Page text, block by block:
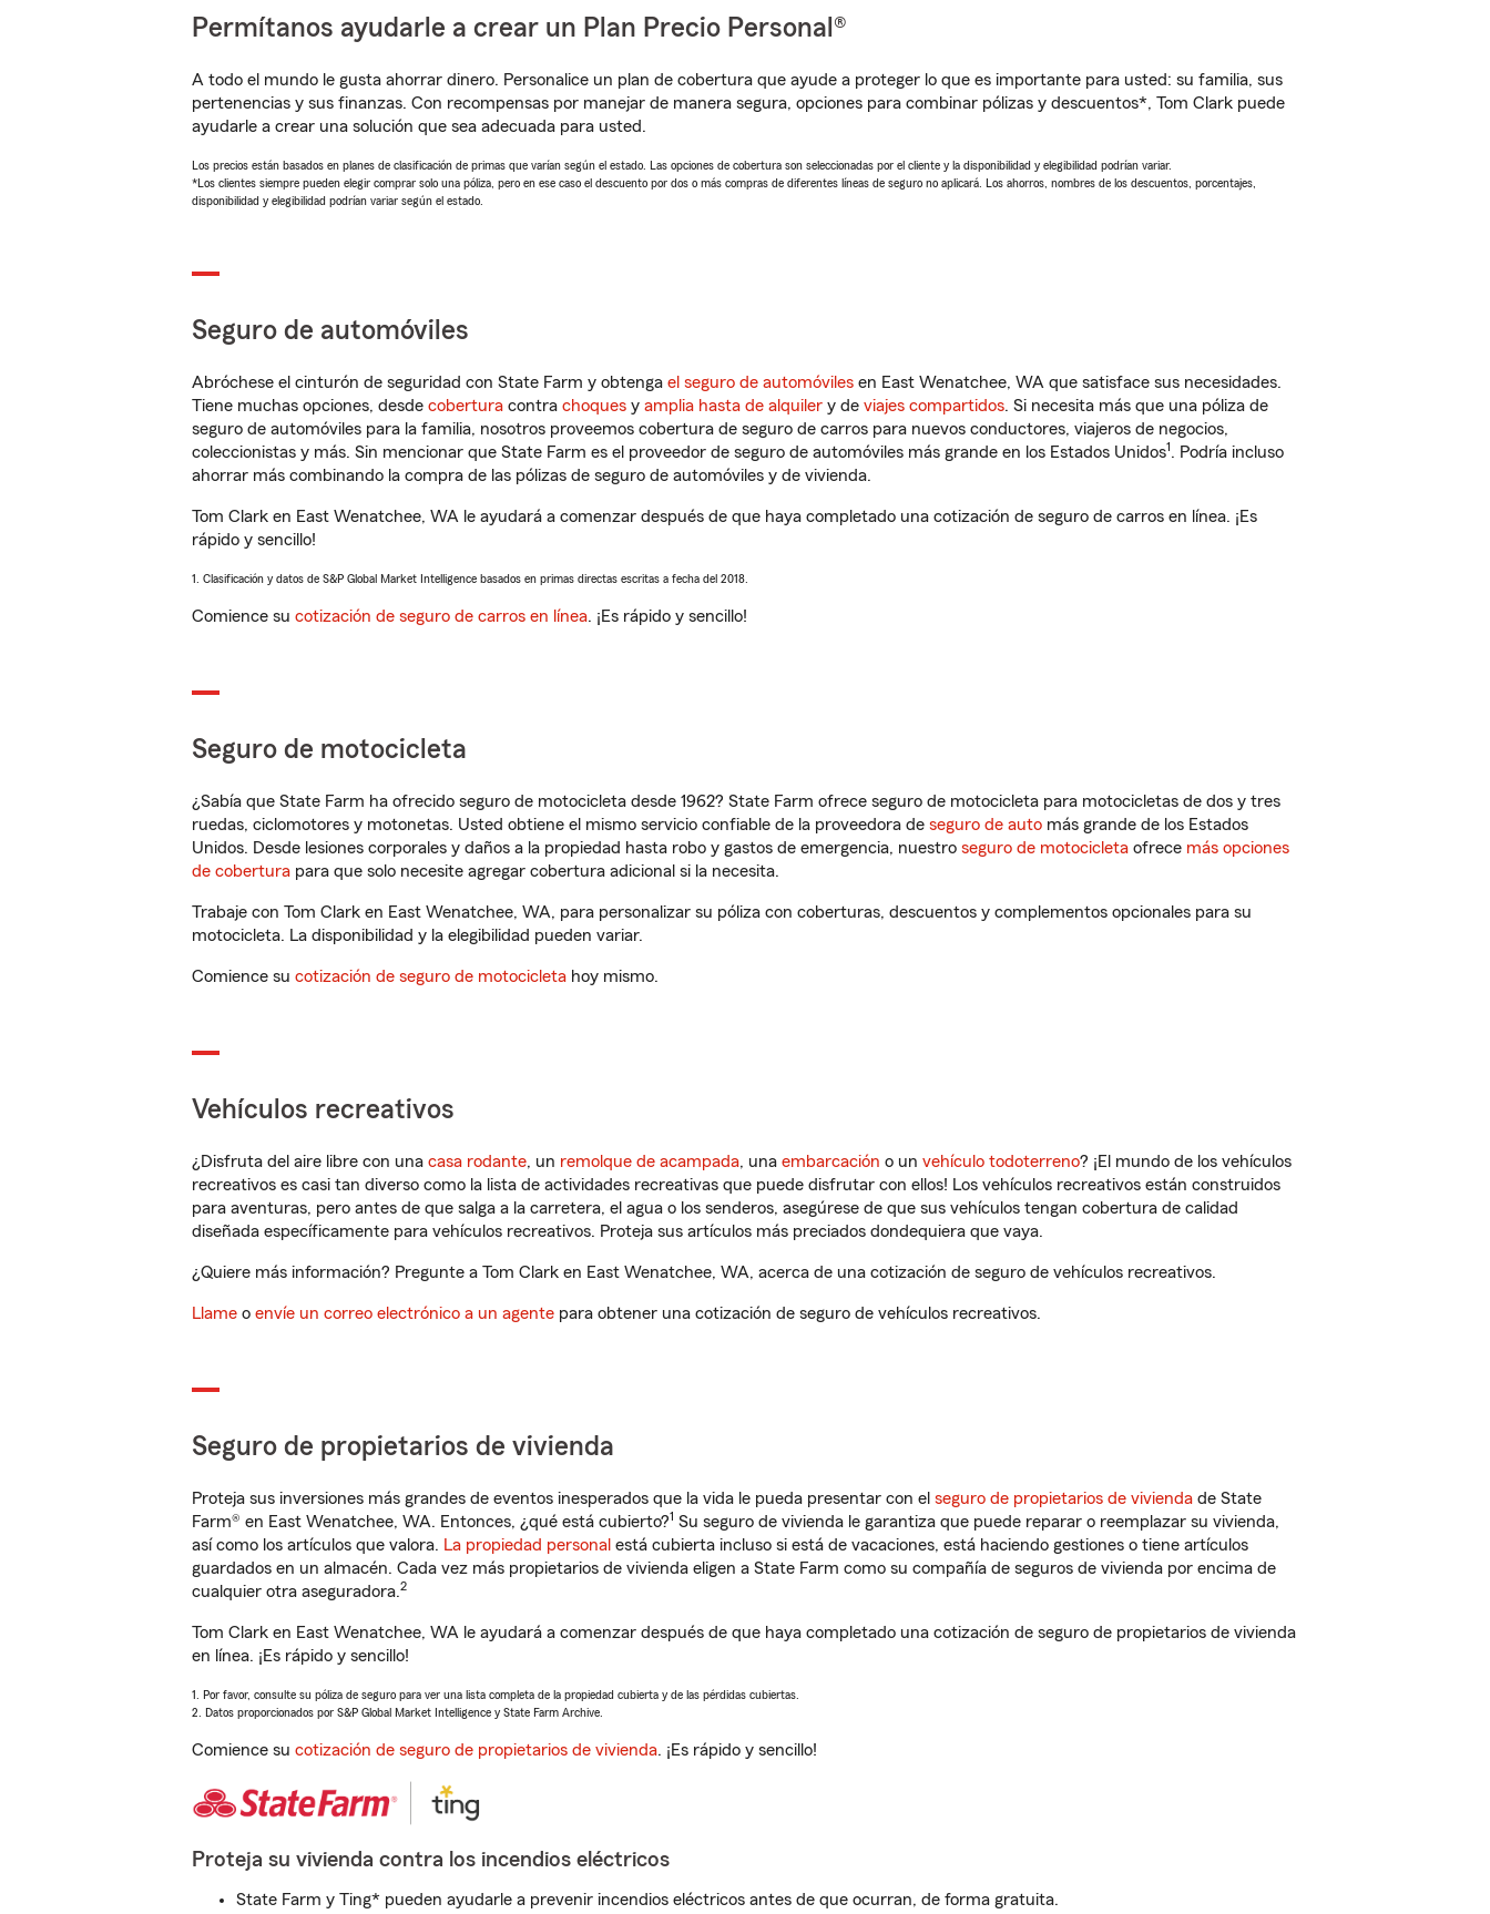
Permítanos ayudarle a crear un Plan Precio Personal®
A todo el mundo le gusta ahorrar dinero. Personalice un plan de cobertura que ayude a proteger lo que es importante para usted: su familia, sus
pertenencias y sus finanzas. Con recompensas por manejar de manera segura, opciones para combinar pólizas y descuentos*, Tom Clark puede
ayudarle a crear una solución que sea adecuada para usted.
Los precios están basados en planes de clasificación de primas que varían según el estado. Las opciones de cobertura son seleccionadas por el cliente y la disponibilidad y elegibilidad podrían variar.
*Los clientes siempre pueden elegir comprar solo una póliza, pero en ese caso el descuento por dos o más compras de diferentes líneas de seguro no aplicará. Los ahorros, nombres de los descuentos, porcentajes,
disponibilidad y elegibilidad podrían variar según el estado.
Seguro de automóviles
Abróchese el cinturón de seguridad con State Farm y obtenga el seguro de automóviles en East Wenatchee, WA que satisface sus necesidades.
Tiene muchas opciones, desde cobertura contra choques y amplia hasta de alquiler y de viajes compartidos. Si necesita más que una póliza de
seguro de automóviles para la familia, nosotros proveemos cobertura de seguro de carros para nuevos conductores, viajeros de negocios,
coleccionistas y más. Sin mencionar que State Farm es el proveedor de seguro de automóviles más grande en los Estados Unidos1. Podría incluso
ahorrar más combinando la compra de las pólizas de seguro de automóviles y de vivienda.
Tom Clark en East Wenatchee, WA le ayudará a comenzar después de que haya completado una cotización de seguro de carros en línea. ¡Es
rápido y sencillo!
1. Clasificación y datos de S&P Global Market Intelligence basados en primas directas escritas a fecha del 2018.
Comience su cotización de seguro de carros en línea. ¡Es rápido y sencillo!
Seguro de motocicleta
¿Sabía que State Farm ha ofrecido seguro de motocicleta desde 1962? State Farm ofrece seguro de motocicleta para motocicletas de dos y tres
ruedas, ciclomotores y motonetas. Usted obtiene el mismo servicio confiable de la proveedora de seguro de auto más grande de los Estados
Unidos. Desde lesiones corporales y daños a la propiedad hasta robo y gastos de emergencia, nuestro seguro de motocicleta ofrece más opciones
de cobertura para que solo necesite agregar cobertura adicional si la necesita.
Trabaje con Tom Clark en East Wenatchee, WA, para personalizar su póliza con coberturas, descuentos y complementos opcionales para su
motocicleta. La disponibilidad y la elegibilidad pueden variar.
Comience su cotización de seguro de motocicleta hoy mismo.
Vehículos recreativos
¿Disfruta del aire libre con una casa rodante, un remolque de acampada, una embarcación o un vehículo todoterreno? ¡El mundo de los vehículos
recreativos es casi tan diverso como la lista de actividades recreativas que puede disfrutar con ellos! Los vehículos recreativos están construidos
para aventuras, pero antes de que salga a la carretera, el agua o los senderos, asegúrese de que sus vehículos tengan cobertura de calidad
diseñada específicamente para vehículos recreativos. Proteja sus artículos más preciados dondequiera que vaya.
¿Quiere más información? Pregunte a Tom Clark en East Wenatchee, WA, acerca de una cotización de seguro de vehículos recreativos.
Llame o envíe un correo electrónico a un agente para obtener una cotización de seguro de vehículos recreativos.
Seguro de propietarios de vivienda
Proteja sus inversiones más grandes de eventos inesperados que la vida le pueda presentar con el seguro de propietarios de vivienda de State
Farm® en East Wenatchee, WA. Entonces, ¿qué está cubierto?1 Su seguro de vivienda le garantiza que puede reparar o reemplazar su vivienda,
así como los artículos que valora. La propiedad personal está cubierta incluso si está de vacaciones, está haciendo gestiones o tiene artículos
guardados en un almacén. Cada vez más propietarios de vivienda eligen a State Farm como su compañía de seguros de vivienda por encima de
cualquier otra aseguradora.2
Tom Clark en East Wenatchee, WA le ayudará a comenzar después de que haya completado una cotización de seguro de propietarios de vivienda
en línea. ¡Es rápido y sencillo!
1. Por favor, consulte su póliza de seguro para ver una lista completa de la propiedad cubierta y de las pérdidas cubiertas.
2. Datos proporcionados por S&P Global Market Intelligence y State Farm Archive.
Comience su cotización de seguro de propietarios de vivienda. ¡Es rápido y sencillo!
Proteja su vivienda contra los incendios eléctricos
State Farm y Ting* pueden ayudarle a prevenir incendios eléctricos antes de que ocurran, de forma gratuita.